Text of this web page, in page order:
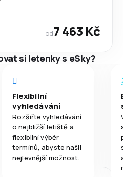
od7 463 Kč
si letenky s eSky?
Flexibilní
vyhledávání
Rozšiřte vyhledávání
o nejbližší letiště a
flexibilní výběr
termínů, abyste našli
nejlevnější možnost.